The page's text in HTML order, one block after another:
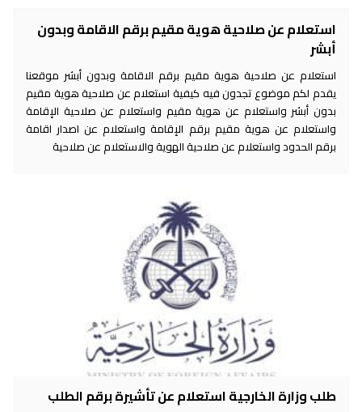
استعلام عن صلاحية هوية مقيم برقم الاقامة وبدون
أبشر
استعلام عن صلاحية هوية مقيم برقم الاقامة وبدون أبشر موقعنا
يقدم لكم موضوع تجدون فيه كيفية استعلام عن صلاحية هوية مقيم
بدون أبشر واستعلام عن هوية مقيم واستعلام عن صلاحية الإقامة
واستعلام عن هوية مقيم برقم الإقامة واستعلام عن اصدار اقامة
برقم الحدود واستعلام عن صلاحية الهوية والاستعلام عن صلاحية
طلب وزارة الخارجية استعلام عن تأشيرة برقم الطلب